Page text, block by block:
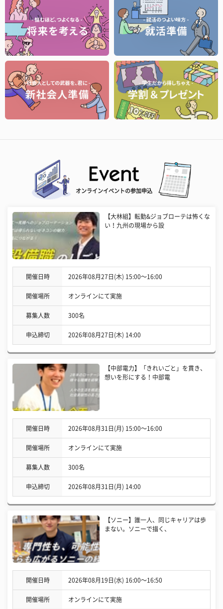
オンラインイベントの参加申込
【大林組】転勤&ジョブローテは怖くな
い！九州の現場から設
開催日時 2026年08月27日(木) 15:00〜16:00
開催場所 オンラインにて実施
募集人数 300名
申込締切 2026年08月27日(木) 14:00
【中部電力】「きれいごと」を貫き、
想いを形にする！中部電
開催日時 2026年08月31日(月) 15:00〜16:00
開催場所 オンラインにて実施
募集人数 300名
申込締切 2026年08月31日(月) 14:00
【ソニー】誰一人、同じキャリアは歩
まない。ソニーで描く、
開催日時 2026年08月19日(水) 16:00〜16:50
開催場所 オンラインにて実施